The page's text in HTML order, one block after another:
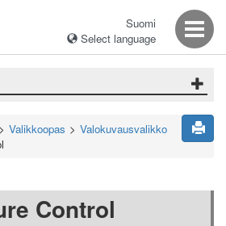
Suomi
Select language
Valikkoopas
Valokuvausvalikko
Control